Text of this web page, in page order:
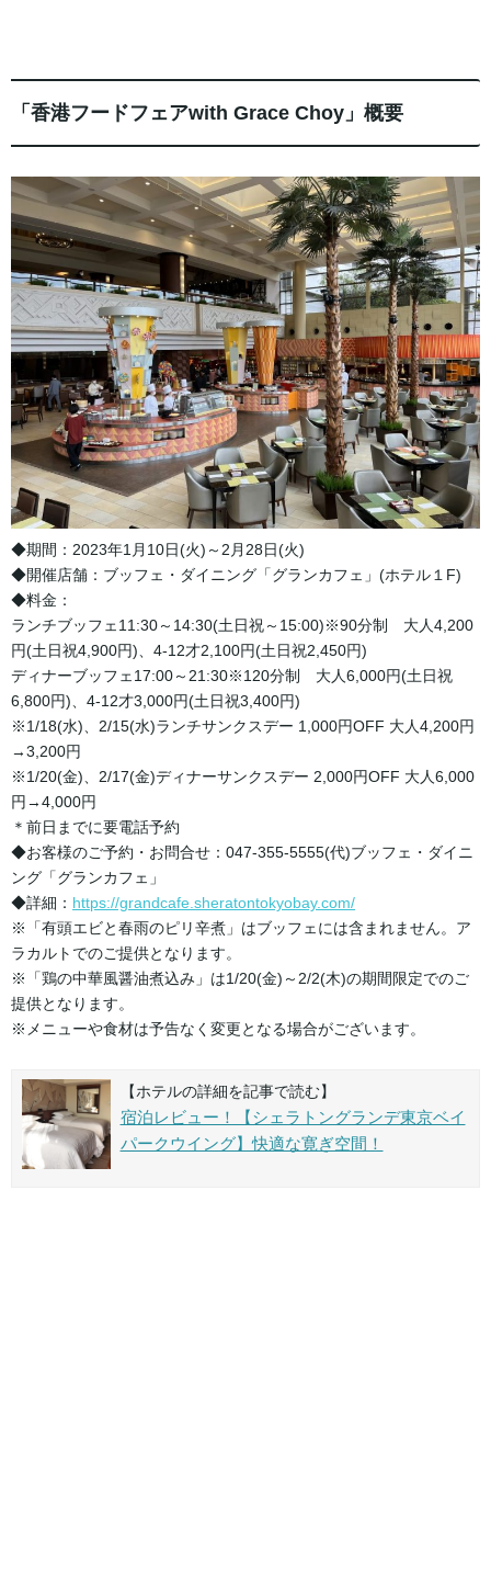
「香港フードフェアwith Grace Choy」概要
◆期間：2023年1月10日(火)～2月28日(火)
◆開催店舗：ブッフェ・ダイニング「グランカフェ」(ホテル１F)
◆料金：
ランチブッフェ11:30～14:30(土日祝～15:00)※90分制 大人4,200
円(土日祝4,900円)、4-12才2,100円(土日祝2,450円)
ディナーブッフェ17:00～21:30※120分制 大人6,000円(土日祝
6,800円)、4-12才3,000円(土日祝3,400円)
※1/18(水)、2/15(水)ランチサンクスデー 1,000円OFF 大人4,200円
→3,200円
※1/20(金)、2/17(金)ディナーサンクスデー 2,000円OFF 大人6,000
円→4,000円
＊前日までに要電話予約
◆お客様のご予約・お問合せ：047-355-5555(代)ブッフェ・ダイニ
ング「グランカフェ」
◆詳細： https://grandcafe.sheratontokyobay.com/
※「有頭エビと春雨のピリ辛煮」はブッフェには含まれません。ア
ラカルトでのご提供となります。
※「鶏の中華風醤油煮込み」は1/20(金)～2/2(木)の期間限定でのご
提供となります。
※メニューや食材は予告なく変更となる場合がございます。
【ホテルの詳細を記事で読む】
宿泊レビュー！【シェラトングランデ東京ベイ
パークウイング】快適な寛ぎ空間！